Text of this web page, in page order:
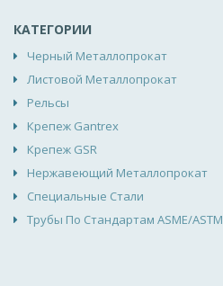
КАТЕГОРИИ
Черный Металлопрокат
Листовой Металлопрокат
Рельсы
Крепеж Gantrex
Крепеж GSR
Нержавеющий Металлопрокат
Специальные Стали
Трубы По Стандартам ASME/ASTM